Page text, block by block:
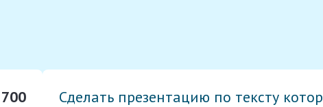
700 Сделать презентацию по тексту котор